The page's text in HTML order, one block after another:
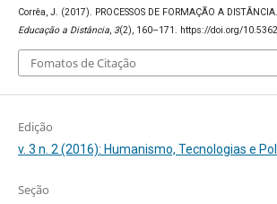
Corrêa, J. (2017). PROCESSOS DE FORMAÇÃO A DISTÂNCIA.
Educação a Distância, 3(2), 160–171. https://doi.org/
Fomatos de Citação
Edição
v. 3 n. 2 (2016): Humanismo, Tecnologias e
Seção